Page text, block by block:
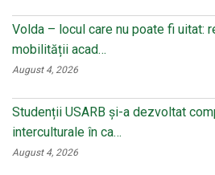
Volda – locul care nu poate fi uitat:
mobilității acad…
August 4, 2026
Studenții USARB și-a dezvoltat
interculturale în ca…
August 4, 2026